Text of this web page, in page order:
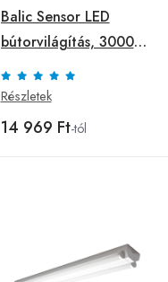
Balic Sensor LED
bútorvilágítás, 3000
K, hossza 50 cm
Részletek
14 969 Ft-tól